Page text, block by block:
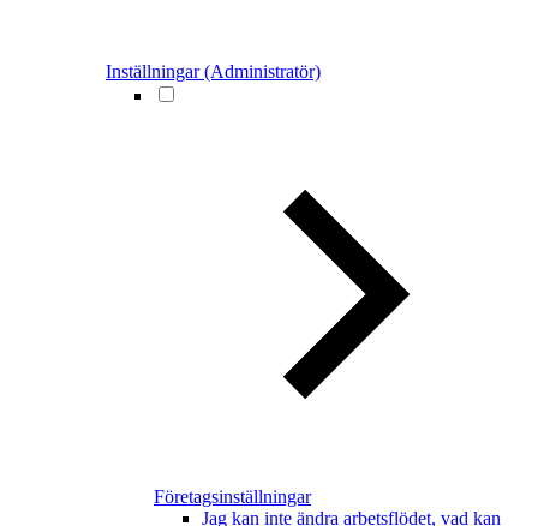
Inställningar (Administratör)
Företagsinställningar
Jag kan inte ändra arbetsflödet, vad kan